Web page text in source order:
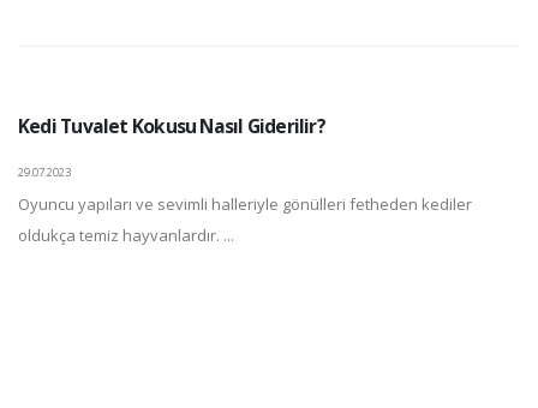
Kedi Tuvalet Kokusu Nasıl Giderilir?
29.07.2023
Oyuncu yapıları ve sevimli halleriyle gönülleri fetheden kediler
oldukça temiz hayvanlardır. ...